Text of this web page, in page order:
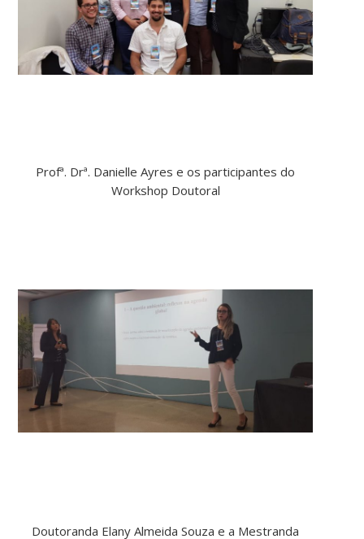
Profª. Drª. Danielle Ayres e os participantes do
Workshop Doutoral
Doutoranda Elany Almeida Souza e a Mestranda